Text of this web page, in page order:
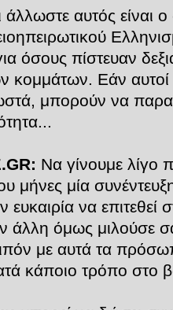
άλλωστε αυτός
όσους πίστευαν
κομμάτων. Εάν αυτοί
μπορούν να
Να γίνουμε λίγο
μήνες μία
ευκαιρία να
άλλη όμως μιλούσε
με αυτά τα
κάποιο τρόπο στο